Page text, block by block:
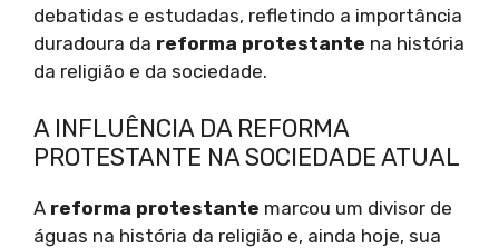
debatidas e estudadas, refletindo a importância
duradoura da reforma protestante na história
da religião e da sociedade.
A INFLUÊNCIA DA REFORMA
PROTESTANTE NA SOCIEDADE ATUAL
A reforma protestante marcou um divisor de
águas na história da religião e, ainda hoje, sua